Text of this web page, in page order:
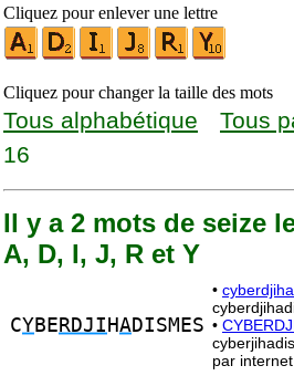
Cliquez pour enlever une lettre
Cliquez pour changer la taille des mots
Tous alphabétique Tous
16
Il y a 2 mots de seize
A, D, I, J, R et Y
CYBE RDJI HADISMES
•
•
par internet.